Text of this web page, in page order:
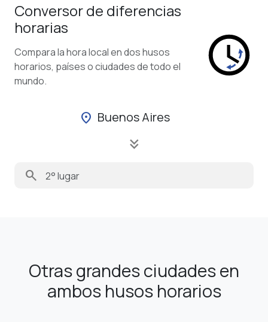
Conversor de diferencias
horarias
Compara la hora local en dos husos
horarios, países o ciudades de todo el
mundo.
location_on Buenos Aires
keyboard_double_arrow_down
search
Otras grandes ciudades en
ambos husos horarios